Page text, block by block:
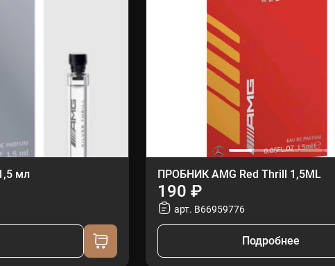
мл ПРОБНИК AMG Red Thrill 1,5ML
190 ₽
арт. B66959776
Подробнее